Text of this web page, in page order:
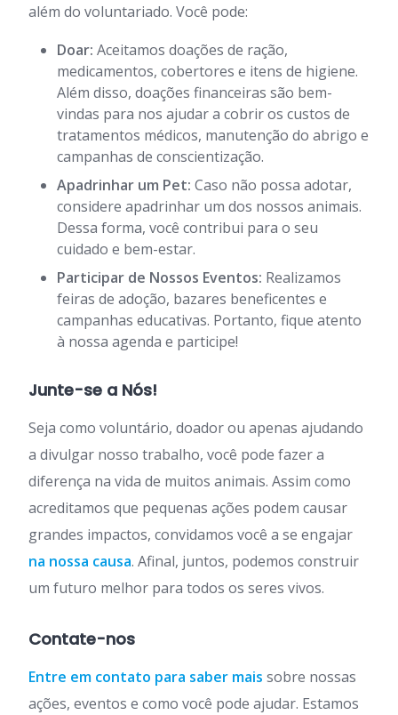
além do voluntariado. Você pode:
Doar: Aceitamos doações de ração,
medicamentos, cobertores e itens de higiene.
Além disso, doações financeiras são bem-
vindas para nos ajudar a cobrir os custos de
tratamentos médicos, manutenção do abrigo e
campanhas de conscientização.
Apadrinhar um Pet: Caso não possa adotar,
considere apadrinhar um dos nossos animais.
Dessa forma, você contribui para o seu
cuidado e bem-estar.
Participar de Nossos Eventos: Realizamos
feiras de adoção, bazares beneficentes e
campanhas educativas. Portanto, fique atento
à nossa agenda e participe!
Junte-se a Nós!
Seja como voluntário, doador ou apenas ajudando
a divulgar nosso trabalho, você pode fazer a
diferença na vida de muitos animais. Assim como
acreditamos que pequenas ações podem causar
grandes impactos, convidamos você a se engajar
na nossa causa. Afinal, juntos, podemos construir
um futuro melhor para todos os seres vivos.
Contate-nos
Entre em contato para saber mais sobre nossas
ações, eventos e como você pode ajudar. Estamos